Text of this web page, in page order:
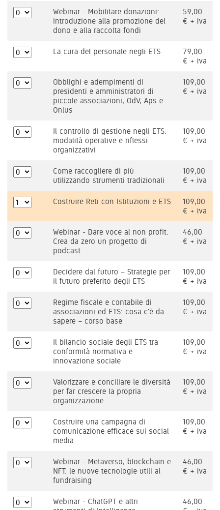
Webinar - Mobilitare donazioni:
introduzione alla promozione del
dono e alla raccolta fondi
59,00
€ + iva
La cura del personale negli ETS
79,00
€ + iva
Obblighi e adempimenti di
presidenti e amministratori di
piccole associazioni, OdV, Aps e
Onlus
109,00
€ + iva
Il controllo di gestione negli ETS:
modalità operative e riflessi
organizzativi
109,00
€ + iva
Come raccogliere di più
utilizzando strumenti tradizionali
109,00
€ + iva
Costruire Reti con Istituzioni e ETS
109,00
€ + iva
Webinar - Dare voce al non profit.
Crea da zero un progetto di
podcast
46,00
€ + iva
Decidere dal futuro – Strategie per
il futuro preferito degli ETS
109,00
€ + iva
Regime fiscale e contabile di
associazioni ed ETS: cosa c'è da
sapere – corso base
109,00
€ + iva
Il bilancio sociale degli ETS tra
conformità normativa e
innovazione sociale
109,00
€ + iva
Valorizzare e conciliare le diversità
per far crescere la propria
organizzazione
109,00
€ + iva
Costruire una campagna di
comunicazione efficace sui social
media
109,00
€ + iva
Webinar - Metaverso, blockchain e
NFT: le nuove tecnologie utili al
fundraising
46,00
€ + iva
Webinar - ChatGPT e altri
46,00